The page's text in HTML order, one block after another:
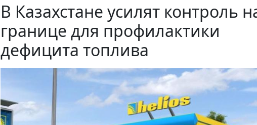
В Казахстане усилят контроль
границе для профилактики
дефицита топлива